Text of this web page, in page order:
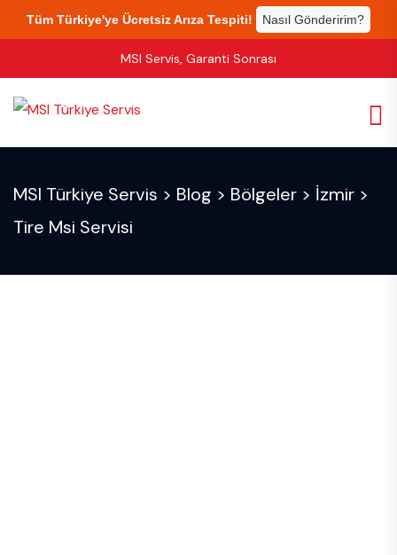
Tüm Türkiye'ye Ücretsiz Arıza Tespiti! Nasıl Gönderirim?
MSI Servis, Garanti Sonrası
MSI Türkiye Servis > Blog > Bölgeler > İzmir >
Tire Msi Servisi